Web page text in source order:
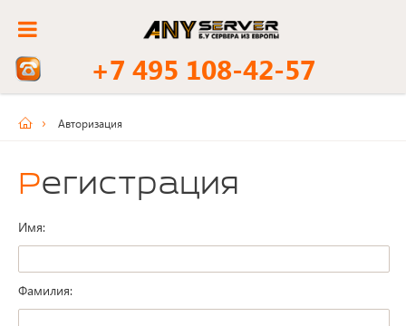
+7 495 108-42-57
Авторизация
Регистрация
Имя:
Фамилия: